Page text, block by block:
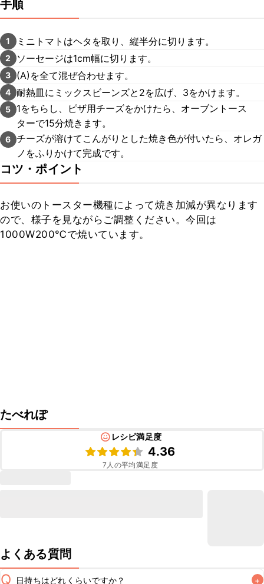
手順
1 ミニトマトはヘタを取り、縦半分に切ります。
2 ソーセージは1cm幅に切ります。
3 (A)を全て混ぜ合わせます。
4 耐熱皿にミックスビーンズと2を広げ、3をかけます。
5
1をちらし、ピザ用チーズをかけたら、オーブントース
ターで15分焼きます。
6 チーズが溶けてこんがりとした焼き色が付いたら、オレガ
ノをふりかけて完成です。
コツ・ポイント
お使いのトースター機種によって焼き加減が異なります
ので、様子を見ながらご調整ください。今回は
1000W200℃で焼いています。
たべれぽ
レシピ満足度
4.36
7 人の平均満足度
よくある質問
Q 日持ちはどれくらいですか？ +